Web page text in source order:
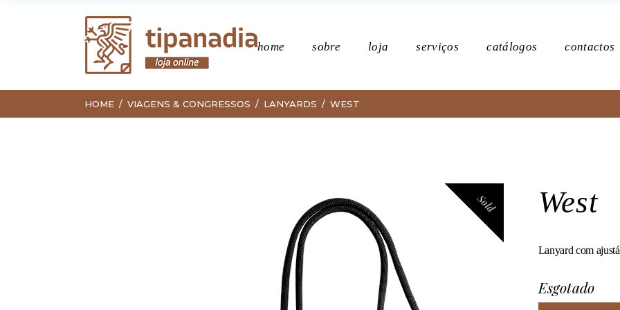
home sobre loja serviços catálogos contactos
HOME VIAGENS & CONGRESSOS LANYARDS WEST
Sold West
Lanyard com
Esgotado